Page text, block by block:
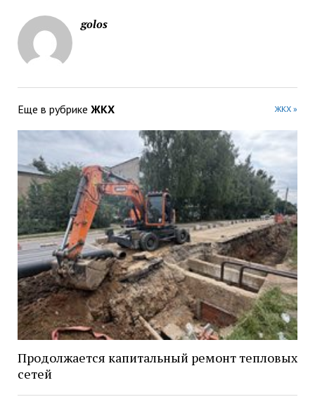
golos
Еще в рубрике ЖКХ ЖКХ »
Продолжается капитальный ремонт тепловых
сетей